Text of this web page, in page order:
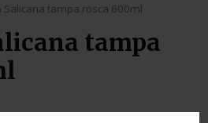
Salicana tampa rosca 600ml
tampa